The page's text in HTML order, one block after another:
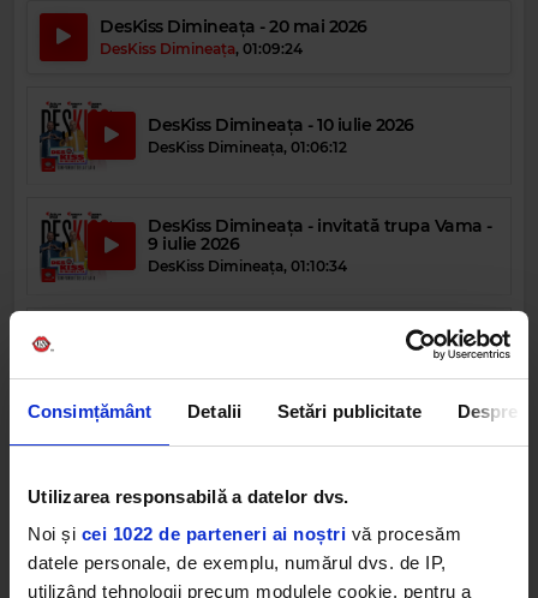
Consimțământ Detalii Setări publicitate Despre
Utilizarea responsabilă a datelor dvs.
Noi și cei 1022 de parteneri ai noștri vă procesăm
datele personale, de exemplu, numărul dvs. de IP,
utilizând tehnologii precum modulele cookie, pentru a
DesKiss Dimineața - 20 mai 2026
DesKiss Dimineața, 01:09:24
DesKiss Dimineața - 10 iulie 2026
DesKiss Dimineața, 01:06:12
DesKiss Dimineața - invitată trupa Vama -
9 iulie 2026
DesKiss Dimineața, 01:10:34
DesKiss Dimineața - 8 iulie 2026